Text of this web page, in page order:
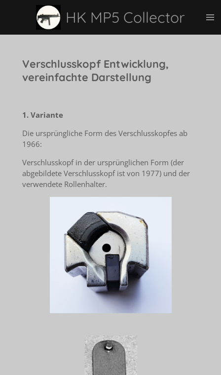
Hauptinhalt
HK MP5 Collector
Verschlusskopf Entwicklung,
vereinfachte Darstellung
1. Variante
Die ursprüngliche Form des Verschlusskopfes ab
1966:
Verschlusskopf in der ursprünglichen Form (der
abgebildete Verschlusskopf ist von 1977) und der
verwendete Rollenhalter.